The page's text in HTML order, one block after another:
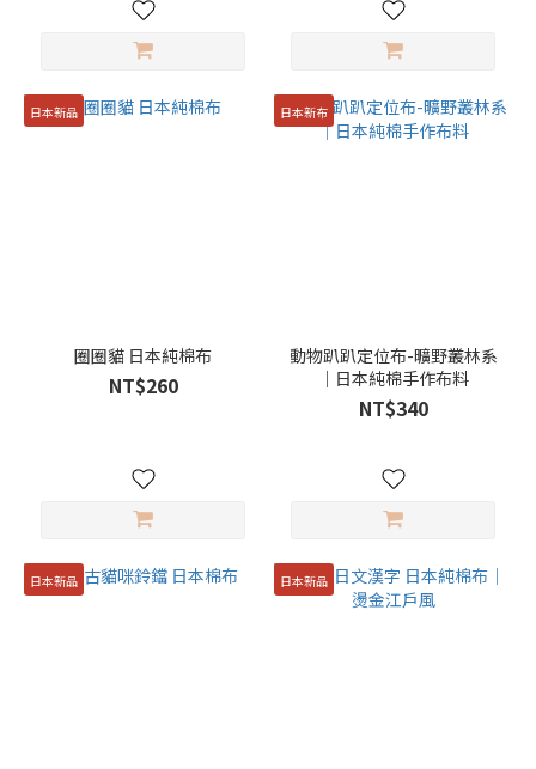
日本新品
圈圈貓 日本純棉布
NT$260
日本新布
動物趴趴定位布-曠野叢林系
｜日本純棉手作布料
NT$340
日本新品 日本新品